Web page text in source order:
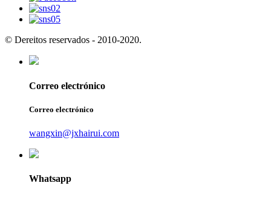
© Dereitos reservados - 2010-2020.
Correo electrónico
Correo electrónico
wangxin@jxhairui.com
Whatsapp